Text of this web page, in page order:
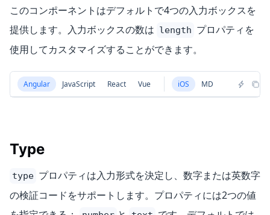
このコンポーネントはデフォルトで4つの入力ボックスを
提供します。入力ボックスの数は length プロパティを
使用してカスタマイズすることができます。
Angular JavaScript React Vue iOS MD
Type
type プロパティは入力形式を決定し、数字または英数字
の検証コードをサポートします。プロパティには2つの値